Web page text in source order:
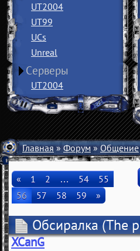
UT2004
UT99
UCs
Unreal
Серверы
UT2004
Главная»Форум»Общение
« 1 2 … 54
55
56
57 58 59 »
Обсиралка (The
XCanG